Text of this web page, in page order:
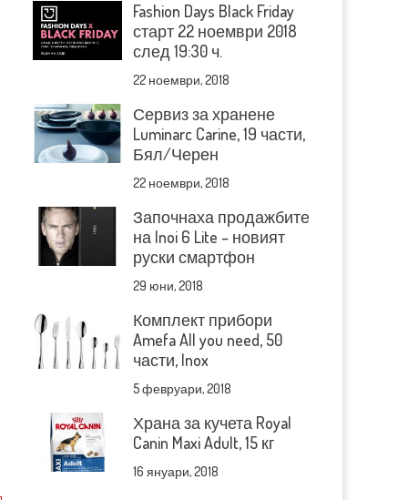
Fashion Days Black Friday
старт 22 ноември 2018
след 19:30 ч.
22 ноември, 2018
Сервиз за хранене
Luminarc Carine, 19 части,
Бял/Черен
22 ноември, 2018
Започнаха продажбите
на Inoi 6 Lite – новият
руски смартфон
29 юни, 2018
Комплект прибори
Amefa All you need, 50
части, Inox
5 февруари, 2018
Храна за кучета Royal
Canin Maxi Adult, 15 кг
16 януари, 2018